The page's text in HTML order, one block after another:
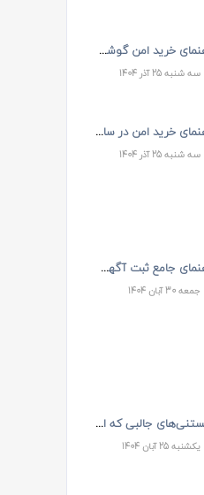
راهنمای خرید امن گوشی موب...
سه شنبه 25 آذر 1404
راهنمای خرید امن در سایت‌...
سه شنبه 25 آذر 1404
راهنمای جامع ثبت آگهی و ت...
جمعه 30 آبان 1404
دانستنی‌های جالبی که احتم...
یکشنبه 25 آبان 1404